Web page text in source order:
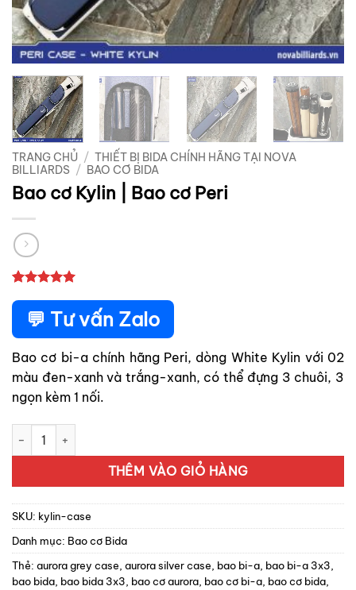
TRANG CHỦ / THIẾT BỊ BIDA CHÍNH HÃNG TẠI NOVA
BILLIARDS / BAO CƠ BIDA
Bao cơ Kylin | Bao cơ Peri
dựa trên
đánh giá
💬 Tư vấn Zalo
Bao cơ bi-a chính hãng Peri, dòng White Kylin với 02
màu đen-xanh và trắng-xanh, có thể đựng 3 chuôi, 3
ngọn kèm 1 nối.
Bao cơ Kylin | Bao cơ Peri số lượng
THÊM VÀO GIỎ HÀNG
SKU: kylin-case
Danh mục: Bao cơ Bida
Thẻ: aurora grey case aurora silver case bao bi-a bao bi-a 3x3
bao bida bao bida 3x3 bao cơ aurora bao cơ bi-a bao cơ bida